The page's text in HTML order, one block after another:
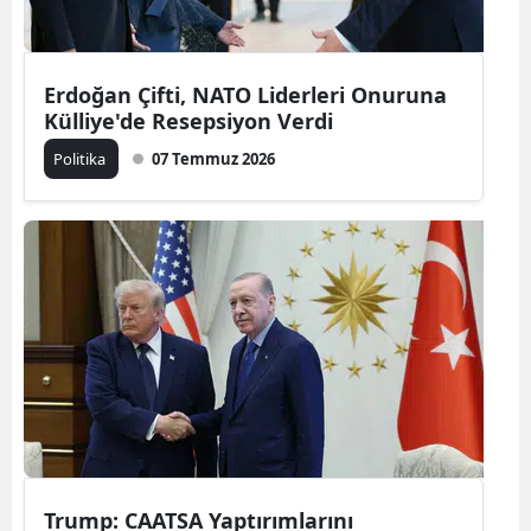
Erdoğan Çifti, NATO Liderleri Onuruna
Külliye'de Resepsiyon Verdi
Politika 07 Temmuz 2026
Trump: CAATSA Yaptırımlarını